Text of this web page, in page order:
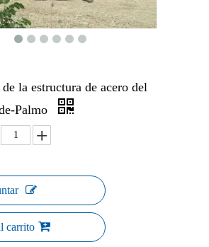
la estructura de acero del
Palmo
carrito